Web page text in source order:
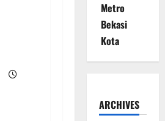
Metro
Bekasi
Kota
ARCHIVES